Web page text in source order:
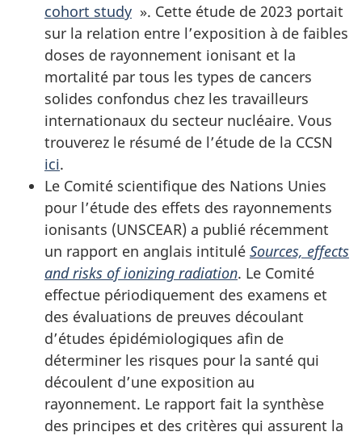
cohort study ». Cette étude de 2023 portait
sur la relation entre l’exposition à de faibles
doses de rayonnement ionisant et la
mortalité par tous les types de cancers
solides confondus chez les travailleurs
internationaux du secteur nucléaire. Vous
trouverez le résumé de l’étude de la CCSN
ici.
Le Comité scientifique des Nations Unies
pour l’étude des effets des rayonnements
ionisants (UNSCEAR) a publié récemment
un rapport en anglais intitulé Sources, effects
and risks of ionizing radiation. Le Comité
effectue périodiquement des examens et
des évaluations de preuves découlant
d’études épidémiologiques afin de
déterminer les risques pour la santé qui
découlent d’une exposition au
rayonnement. Le rapport fait la synthèse
des principes et des critères qui assurent la